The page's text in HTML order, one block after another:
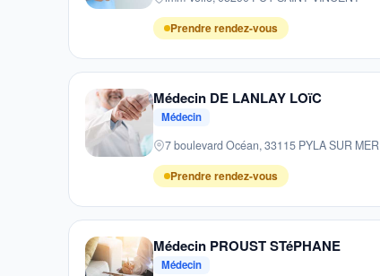
Prendre rendez-vous
Médecin DE LANLAY LOïC
Médecin
7 boulevard Océan, 33115 PYLA SUR MER
Prendre rendez-vous
Médecin PROUST STéPHANE
Médecin